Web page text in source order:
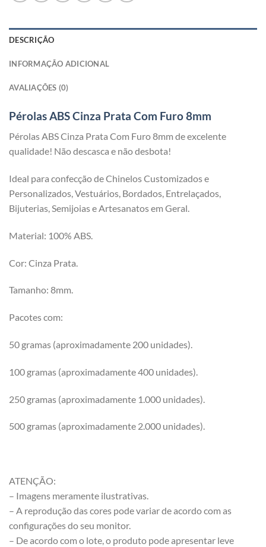
DESCRIÇÃO
INFORMAÇÃO ADICIONAL
AVALIAÇÕES (0)
Pérolas ABS Cinza Prata Com Furo 8mm
Pérolas ABS Cinza Prata Com Furo 8mm de excelente
qualidade! Não descasca e não desbota!
Ideal para confecção de Chinelos Customizados e
Personalizados, Vestuários, Bordados, Entrelaçados,
Bijuterias, Semijoias e Artesanatos em Geral.
Material: 100% ABS.
Cor: Cinza Prata.
Tamanho: 8mm.
Pacotes com:
50 gramas (aproximadamente 200 unidades).
100 gramas (aproximadamente 400 unidades).
250 gramas (aproximadamente 1.000 unidades).
500 gramas (aproximadamente 2.000 unidades).
ATENÇÃO:
– Imagens meramente ilustrativas.
– A reprodução das cores pode variar de acordo com as
configurações do seu monitor.
– De acordo com o lote, o produto pode apresentar leve